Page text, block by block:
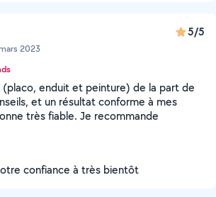
2023
5/5
enduit et peinture) de la part de
et un résultat conforme à mes
très fiable. Je recommande
confiance à très bientôt